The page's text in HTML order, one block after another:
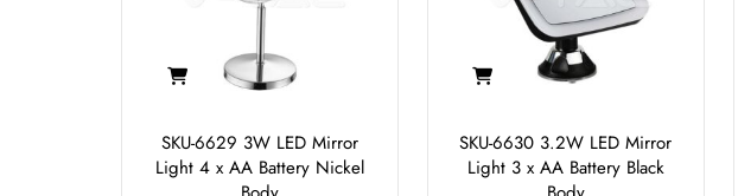
SKU-6629 3W LED Mirror
Light 4 x AA Battery Nickel
SKU-6630 3.2W LED Mirror
Light 3 x AA Battery Black